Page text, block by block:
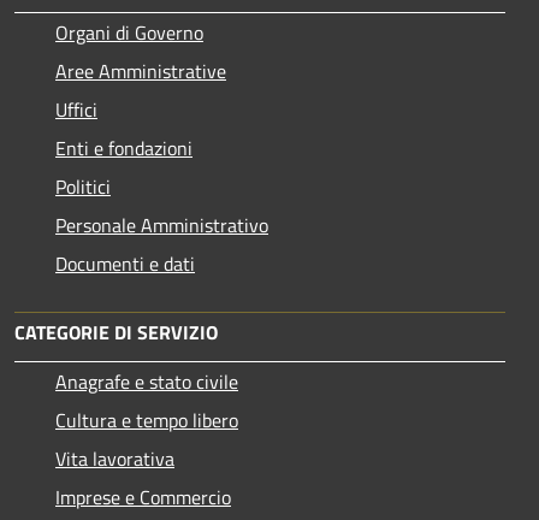
Organi di Governo
Aree Amministrative
Uffici
Enti e fondazioni
Politici
Personale Amministrativo
Documenti e dati
CATEGORIE DI SERVIZIO
Anagrafe e stato civile
Cultura e tempo libero
Vita lavorativa
Imprese e Commercio